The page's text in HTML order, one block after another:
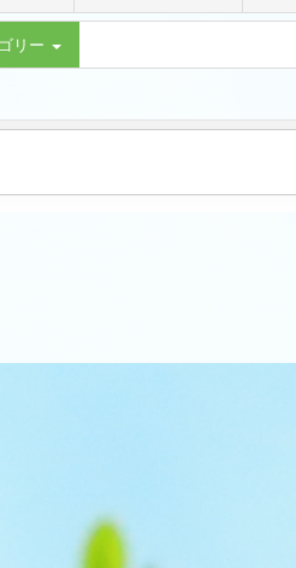
リー